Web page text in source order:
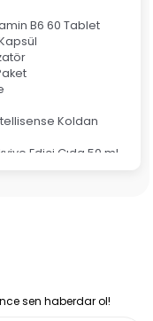
B6 60 Tablet
Koldan
Edici Gıda 50 ml
Topraklama
Topraklama
sen haberdar ol!